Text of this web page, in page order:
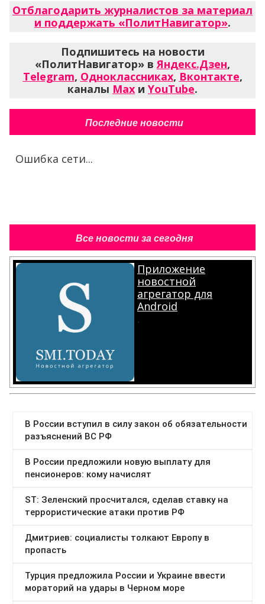
Отблагодарить журналистов за материал
и поддержать «ПолитНавигатор».
Подпишитесь на новости
«ПолитНавигатор» в Яндекс.Дзен,
Telegram, Одноклассниках, Вконтакте,
каналы Max и YouTube.
Последние новости
Ошибка сети...
Все новости за сегодня
Приложение
новостной
агрегатор для
Android
.